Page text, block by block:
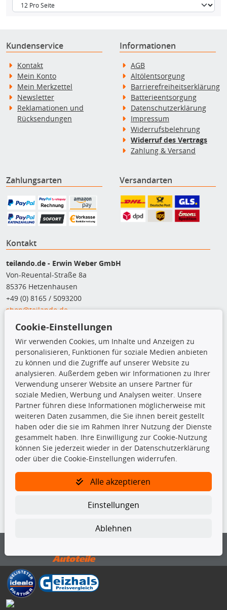
Kundenservice
Kontakt
Mein Konto
Mein Merkzettel
Newsletter
Reklamationen und
Rücksendungen
Informationen
AGB
Altölentsorgung
Barrierefreiheitserklärung
Batterieentsorgung
Datenschutzerklärung
Impressum
Widerrufsbelehrung
Widerruf des Vertrags
Zahlung & Versand
Zahlungsarten Versandarten
Kontakt
teilando.de - Erwin Weber GmbH
Von-Reuental-Straße 8a
85376 Hetzenhausen
+49 (0) 8165 / 5093200
shop@teilando.de
Top Produkte
Beleuchtung
Bremsbeläge
Bremsscheiben
Kupplungssatz
Querlenker
Radlager
Stoßdämpfer
TecDoc Inside
Die hier angezeigten Daten insbesondere die gesamte Datenbank dürfen
Es ist zu unterlassen, die Daten oder die gesamte Datenbank ohne
Zuwiderhandeln stellt eine Urheberrechtsverletzung dar und wird verfolgt.
Bitte prüfen Sie, ob das über unseren Onlineshop identifizierte Ersatzteil
auch tatsächlich dem gesuchten Ersatzteil entspricht.
Gegebenenfalls sind ergänzende Informationen notwendig, um
Cookie-Einstellungen
Wir verwenden Cookies, um Inhalte und Anzeigen zu
personalisieren, Funktionen für soziale Medien anbieten
zu können und die Zugriffe auf unserer Website zu
analysieren. Außerdem geben wir Informationen zu Ihrer
Verwendung unserer Website an unsere Partner für
soziale Medien, Werbung und Analysen weiter. Unsere
Partner führen diese Informationen möglicherweise mit
weiteren Daten zusammen, die Sie ihnen bereit gestellt
haben oder die sie im Rahmen Ihrer Nutzung der Dienste
gesammelt haben. Ihre Einwilligung zur Cookie-Nutzung
können Sie jederzeit wieder in der Datenschutzerklärung
oder über die Cookie-Einstellungen widerrufen.
Alle akzeptieren
Einstellungen
Ablehnen